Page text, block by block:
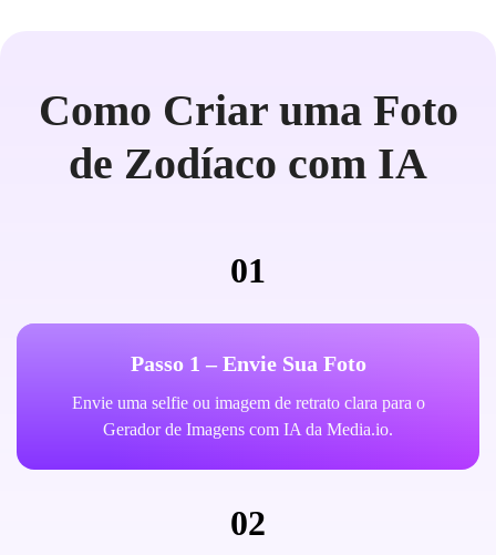
Como Criar uma Foto
de Zodíaco com IA
01
Passo 1 – Envie Sua Foto
Envie uma selfie ou imagem de retrato clara para o
Gerador de Imagens com IA da Media.io.
02